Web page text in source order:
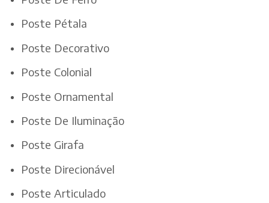
Poste Pétala
Poste Decorativo
Poste Colonial
Poste Ornamental
Poste De Iluminação
Poste Girafa
Poste Direcionável
Poste Articulado